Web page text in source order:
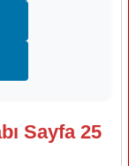
Sayfa 25